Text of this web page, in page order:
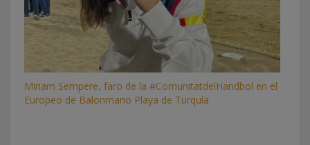
Miriam Sempere, faro de la #ComunitatdelHandbol en el
Europeo de Balonmano Playa de Turquía